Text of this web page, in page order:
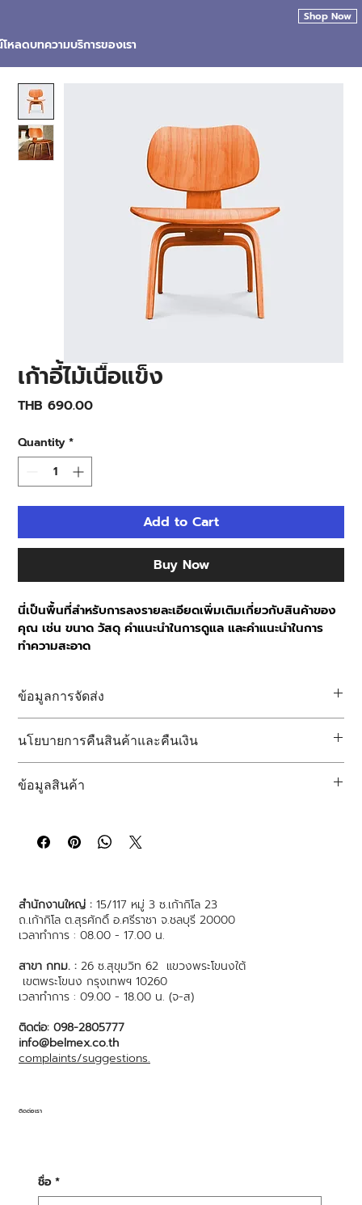
โหลดบทความบริการของเรา
Shop Now
เก้าอี้ไม้เนื้อแข็ง
THB 690.00Price
Quantity *
Add to Cart
Buy Now
นี่เป็นพื้นที่สำหรับการลงรายละเอียดเพิ่มเติมเกี่ยวกับสินค้าของ
คุณ เช่น ขนาด วัสดุ คำแนะนำในการดูแล และคำแนะนำในการ
ทำความสะอาด
ข้อมูลการจัดส่ง
สินค้า และค่าบริการ
การให้ข้อมูลอย่างชัดเจนเกี่ยวกับ
ของคุณเป็นวิธีที่ดี
เยี่ยมในการสร้างความไว้วางใจและรับรองกับลูกค้าว่าพวกเขาสามารถ
นโยบายการคืนสินค้าและคืนเงิน
หากไม่พอใจสินค้าที่ซื้อไป
ขั้นตอนไม่ยุ่งยาก
การให้ข้อมูลเกี่ยวกับนโยบายคืนและเปลี่ยนสินค้าอย่างชัดเจนเป็นวิธี
การที่ดีเยี่ยมในการสร้างความเชื่อมั่นให้กับลูกค้าของคุณว่าสามารถซื้อ
สินค้าจากคุณได้อย่างมั่นใจ
ข้อมูลสินค้า
ขนาด วัสดุ การดูแลรักษา
คุณสามารถใช้พื้นที่นี้เพื่อเน้นย้ำถึงสิ่งที่ทำให้สินค้านี้มีความพิเศษ และ
สำนักงานใหญ่ :15/117 หมู่ 3 ซ.เก้ากิโล 23
ถ.เก้ากิโล ต.สุรศักดิ์ อ.ศรีราชา จ.ชลบุรี 20000
เวลาทำการ : 08.00 - 17.00 น.
สาขา กทม. : 26 ซ.สุขุมวิท 62 แขวงพระโขนงใต้
เขตพระโขนง กรุงเทพฯ 10260
เวลาทำการ : 09.00 - 18.00 น. (จ-ส)
ติดต่อ: 098-2805777
info@belmex.co.th
complaints/suggestions.
ชื่อ*
ติดต่อเรา